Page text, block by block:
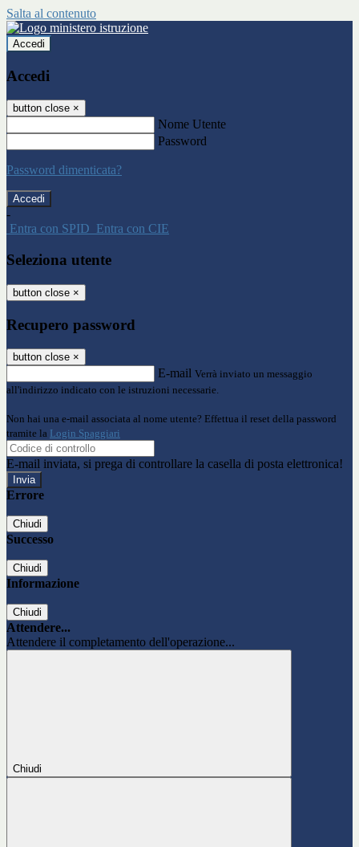
Salta al contenuto
Accedi
Accedi
button close ×
Nome Utente
Password
Password dimenticata?
-
Entra con SPID Entra con CIE
Seleziona utente
button close ×
Recupero password
button close ×
E-mail Verrà inviato un messaggio
all'indirizzo indicato con le istruzioni necessarie.
Non hai una e-mail associata al nome utente? Effettua il reset della password
tramite la Login Spaggiari
E-mail inviata, si prega di controllare la casella di posta elettronica!
Errore
Chiudi
Successo
Chiudi
Informazione
Chiudi
Attendere...
Attendere il completamento dell'operazione...
Chiudi